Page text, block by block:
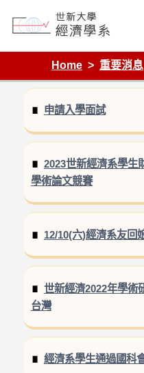
content
Department of Economics,
Home
重要消息
申請入學面試
2023世新經濟系學生
學術論文競賽
12/10(六)經濟系友回
世新經濟2022年學
台灣
經濟系學生通過國科